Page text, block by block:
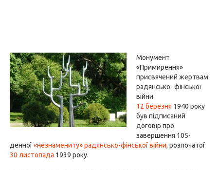
Монумент
«Примирення»
присвячений жертвам
радянсько- фінської
війни
12 березня 1940 року
був підписаний
договір про
завершення 105-
денної«незнамениту» радянсько-фінської війни, розпочатої
30 листопада 1939 року.